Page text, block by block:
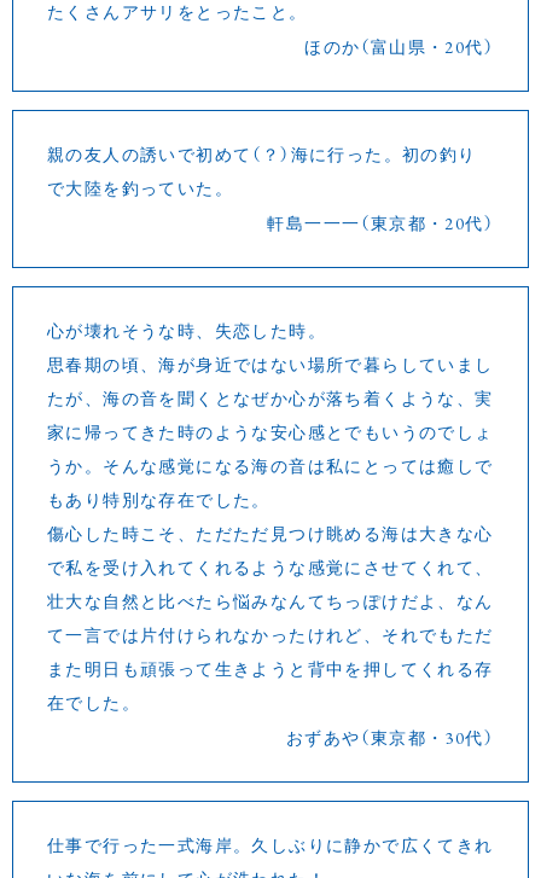
たくさんアサリをとったこと。
ほのか（富山県・20代）
親の友人の誘いで初めて（？）海に行った。初の釣り
で大陸を釣っていた。
軒島一一一（東京都・20代）
心が壊れそうな時、失恋した時。
思春期の頃、海が身近ではない場所で暮らしていまし
たが、海の音を聞くとなぜか心が落ち着くような、実
家に帰ってきた時のような安心感とでもいうのでしょ
うか。そんな感覚になる海の音は私にとっては癒しで
もあり特別な存在でした。
傷心した時こそ、ただただ見つけ眺める海は大きな心
で私を受け入れてくれるような感覚にさせてくれて、
壮大な自然と比べたら悩みなんてちっぽけだよ、なん
て一言では片付けられなかったけれど、それでもただ
また明日も頑張って生きようと背中を押してくれる存
在でした。
おずあや（東京都・30代）
仕事で行った一式海岸。久しぶりに静かで広くてきれ